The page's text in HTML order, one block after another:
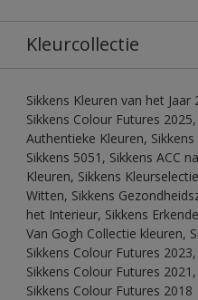
Kleurcollectie
Sikkens Kleuren van het
Sikkens Colour Futures
Authentieke Kleuren,
Sikkens 5051, Sikkens ACC
Kleuren, Sikkens
Witten, Sikkens
het Interieur, Sikkens
Van Gogh Collectie kleuren,
Sikkens Colour Futures
Sikkens Colour Futures
Sikkens Colour Futures 2018